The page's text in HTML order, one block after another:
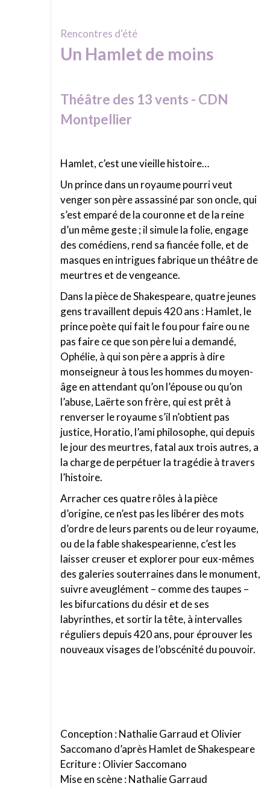
Rencontres d'été
Un Hamlet de moins
Théâtre des 13 vents - CDN
Montpellier
Hamlet, c’est une vieille histoire…
Un prince dans un royaume pourri veut
venger son père assassiné par son oncle, qui
s’est emparé de la couronne et de la reine
d’un même geste ; il simule la folie, engage
des comédiens, rend sa fiancée folle, et de
masques en intrigues fabrique un théâtre de
meurtres et de vengeance.
Dans la pièce de Shakespeare, quatre jeunes
gens travaillent depuis 420 ans : Hamlet, le
prince poète qui fait le fou pour faire ou ne
pas faire ce que son père lui a demandé,
Ophélie, à qui son père a appris à dire
monseigneur à tous les hommes du moyen-
âge en attendant qu’on l’épouse ou qu’on
l’abuse, Laërte son frère, qui est prêt à
renverser le royaume s’il n’obtient pas
justice, Horatio, l’ami philosophe, qui depuis
le jour des meurtres, fatal aux trois autres, a
la charge de perpétuer la tragédie à travers
l’histoire.
Arracher ces quatre rôles à la pièce
d’origine, ce n’est pas les libérer des mots
d’ordre de leurs parents ou de leur royaume,
ou de la fable shakespearienne, c’est les
laisser creuser et explorer pour eux-mêmes
des galeries souterraines dans le monument,
suivre aveuglément – comme des taupes –
les bifurcations du désir et de ses
labyrinthes, et sortir la tête, à intervalles
réguliers depuis 420 ans, pour éprouver les
nouveaux visages de l’obscénité du pouvoir.
Conception : Nathalie Garraud et Olivier
Saccomano d’après Hamlet de Shakespeare
Ecriture : Olivier Saccomano
Mise en scène : Nathalie Garraud